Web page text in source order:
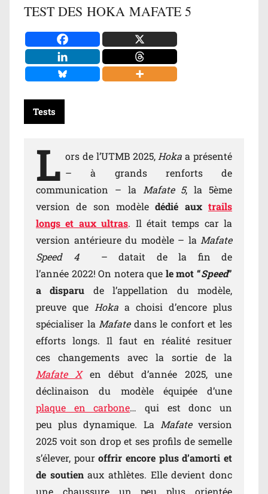
TEST DES HOKA MAFATE 5
Tests
L ors de l’UTMB 2025, Hokaa présenté
– à grands renforts de
communication – la Mafate 5, la 5ème
version de son modèledédié auxtrails
longs et aux ultras. Il était temps car la
version antérieure du modèle – la Mafate
Speed 4
– datait de la fin de
l’année 2022! On notera que le mot “Speed”
a disparu de l’appellation du modèle,
preuve que Hoka a choisi d’encore plus
spécialiser la Mafate dans le confort et les
efforts longs. Il faut en réalité resituer
ces changements avec la sortie de la
Mafate Xen début d’année 2025, une
déclinaison du modèle équipée d’une
plaque en carbone… qui est donc un
peu plus dynamique. La
Mafateversion
2025 voit son drop et ses profils de semelle
s’élever, pouroffrir encore plus d’amorti et
de soutienaux athlètes. Elle devient donc
une chaussure un peu plus orientée